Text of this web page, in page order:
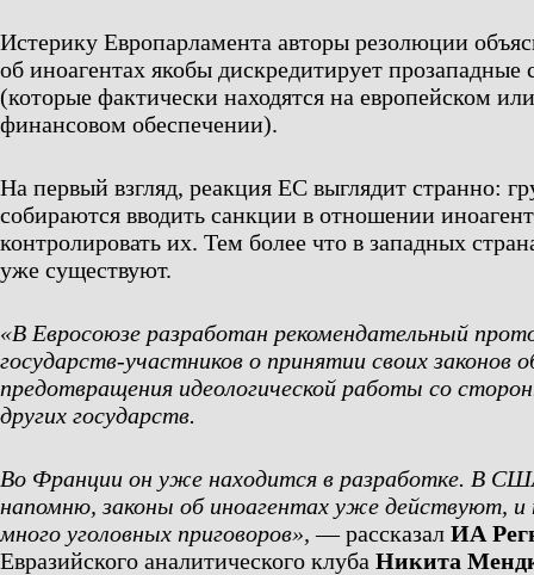
Истерику Европарламента авторы резолюции
об иноагентах якобы дискредитирует прозападные
(которые фактически находятся на европейском
финансовом обеспечении).
На первый взгляд, реакция ЕС выглядит странно:
собираются вводить санкции в отношении
контролировать их. Тем более что в западных
уже существуют.
«В Евросоюзе разработан рекомендательный
государств-участников о принятии своих законов
предотвращения идеологической работы со
других государств.
Во Франции он уже находится в разработке. В
напомню, законы об иноагентах уже действуют, и
много уголовных приговоров», — рассказал ИА
Евразийского аналитического клуба Никита